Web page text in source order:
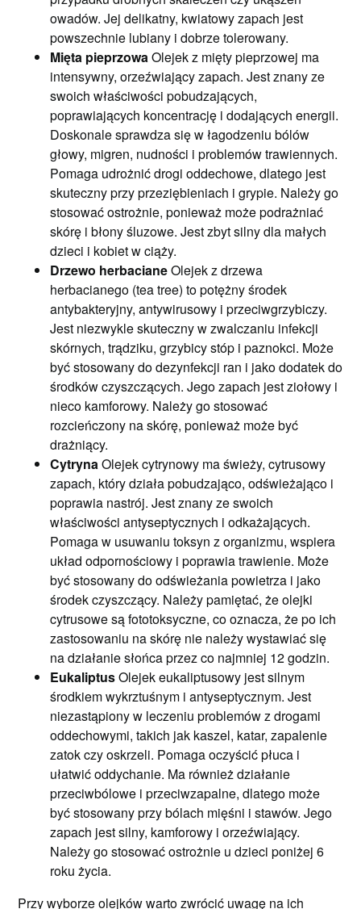
owadów. Jej delikatny, kwiatowy zapach jest
powszechnie lubiany i dobrze tolerowany.
Mięta pieprzowaOlejek z mięty pieprzowej ma
intensywny, orzeźwiający zapach. Jest znany ze
swoich właściwości pobudzających,
poprawiających koncentrację i dodających energii.
Doskonale sprawdza się w łagodzeniu bólów
głowy, migren, nudności i problemów trawiennych.
Pomaga udrożnić drogi oddechowe, dlatego jest
skuteczny przy przeziębieniach i grypie. Należy go
stosować ostrożnie, ponieważ może podrażniać
skórę i błony śluzowe. Jest zbyt silny dla małych
dzieci i kobiet w ciąży.
Drzewo herbacianeOlejek z drzewa
herbacianego (tea tree) to potężny środek
antybakteryjny, antywirusowy i przeciwgrzybiczy.
Jest niezwykle skuteczny w zwalczaniu infekcji
skórnych, trądziku, grzybicy stóp i paznokci. Może
być stosowany do dezynfekcji ran i jako dodatek do
środków czyszczących. Jego zapach jest ziołowy i
nieco kamforowy. Należy go stosować
rozcieńczony na skórę, ponieważ może być
drażniący.
CytrynaOlejek cytrynowy ma świeży, cytrusowy
zapach, który działa pobudzająco, odświeżająco i
poprawia nastrój. Jest znany ze swoich
właściwości antyseptycznych i odkażających.
Pomaga w usuwaniu toksyn z organizmu, wspiera
układ odpornościowy i poprawia trawienie. Może
być stosowany do odświeżania powietrza i jako
środek czyszczący. Należy pamiętać, że olejki
cytrusowe są fototoksyczne, co oznacza, że po ich
zastosowaniu na skórę nie należy wystawiać się
na działanie słońca przez co najmniej 12 godzin.
EukaliptusOlejek eukaliptusowy jest silnym
środkiem wykrztuśnym i antyseptycznym. Jest
niezastąpiony w leczeniu problemów z drogami
oddechowymi, takich jak kaszel, katar, zapalenie
zatok czy oskrzeli. Pomaga oczyścić płuca i
ułatwić oddychanie. Ma również działanie
przeciwbólowe i przeciwzapalne, dlatego może
być stosowany przy bólach mięśni i stawów. Jego
zapach jest silny, kamforowy i orzeźwiający.
Należy go stosować ostrożnie u dzieci poniżej 6
roku życia.
Przy wyborze olejków warto zwrócić uwagę na ich